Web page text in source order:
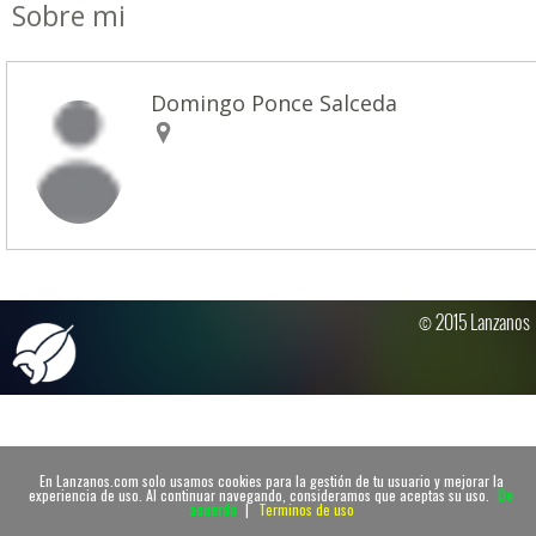
En Lanzanos.com solo usamos cookies para la gestión de tu usuario y mejorar la
experiencia de uso. Al continuar navegando, consideramos que aceptas su uso. De
acuerdo | Terminos de uso
Sobre mi
Domingo Ponce Salceda
© 2015 Lanzanos